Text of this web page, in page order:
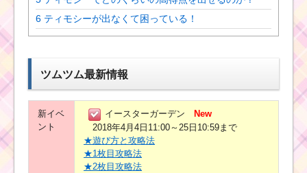
6 ティモシーが出なくて困っている！
ツムツム最新情報
新イベ
ント
イースターガーデン New
2018年4月4日11:00～25日10:59まで
★遊び方と攻略法
★1枚目攻略法
★2枚目攻略法